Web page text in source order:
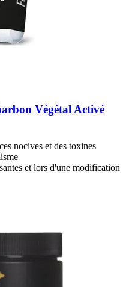
Végétal Activé
nocives et des toxines
et lors d'une modification